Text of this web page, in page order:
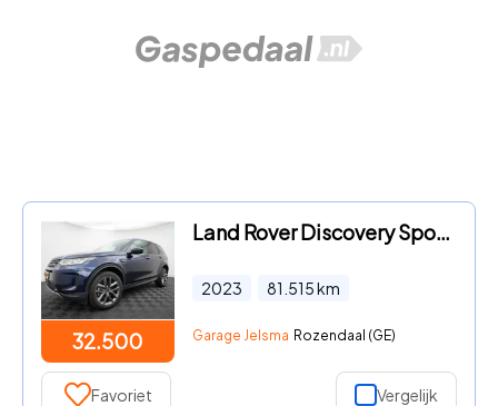
32.500
Land Rover Discovery Sport - P300e 1.5 R-Dynamic S, SOH 92% | 20inch | Camera
2023 81.515km
Garage Jelsma Rozendaal (GE)
Favoriet Vergelijk